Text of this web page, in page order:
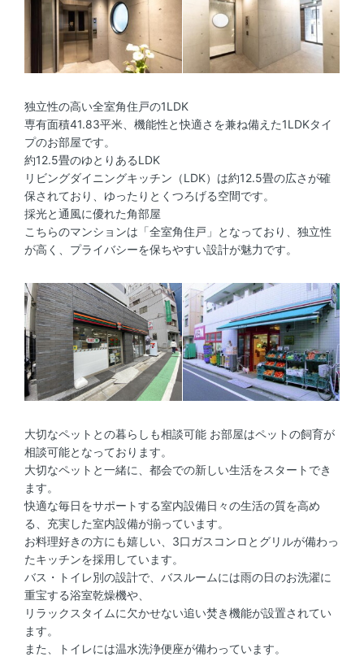
独立性の高い全室角住戸の1LDK
専有面積41.83平米、機能性と快適さを兼ね備えた1LDKタイ
プのお部屋です。
約12.5畳のゆとりあるLDK
リビングダイニングキッチン（LDK）は約12.5畳の広さが確
保されており、ゆったりとくつろげる空間です。
採光と通風に優れた角部屋
こちらのマンションは「全室角住戸」となっており、独立性
が高く、プライバシーを保ちやすい設計が魅力です。
大切なペットとの暮らしも相談可能 お部屋はペットの飼育が
相談可能となっております。
大切なペットと一緒に、都会での新しい生活をスタートでき
ます。
快適な毎日をサポートする室内設備日々の生活の質を高め
る、充実した室内設備が揃っています。
お料理好きの方にも嬉しい、3口ガスコンロとグリルが備わっ
たキッチンを採用しています。
バス・トイレ別の設計で、バスルームには雨の日のお洗濯に
重宝する浴室乾燥機や、
リラックスタイムに欠かせない追い焚き機能が設置されてい
ます。
また、トイレには温水洗浄便座が備わっています。